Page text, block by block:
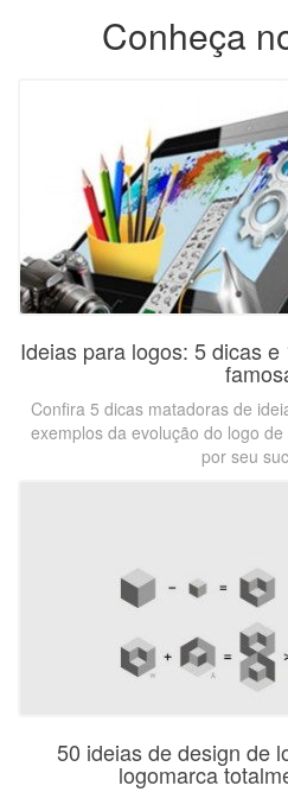
Conheça
Ideias para logos: 5 dicas
Confira 5 dicas matadoras de
exemplos da evolução do logo
por seu
50 ideias de design de
logomarca